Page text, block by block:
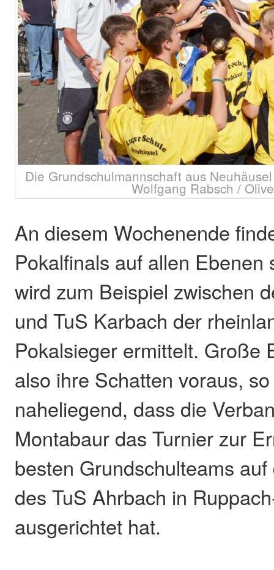
Die Grundschulmannschaft aus
Wolfgang Rabsch /
An diesem Wochenende
Pokalfinals auf allen Ebenen
wird zum Beispiel zwischen
und TuS Karbach der
Pokalsieger ermittelt. Große
also ihre Schatten voraus,
naheliegend, dass die
Montabaur das Turnier zur
besten Grundschulteams
des TuS Ahrbach in
ausgerichtet hat.